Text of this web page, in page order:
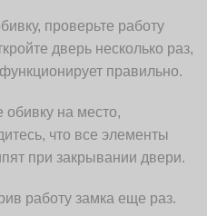
проверьте работу
дверь несколько раз,
правильно.
обивку на место,
что все элементы
при закрывании двери.
работу замка еще раз.